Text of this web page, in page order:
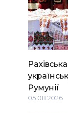
Румунії
05.08.2026